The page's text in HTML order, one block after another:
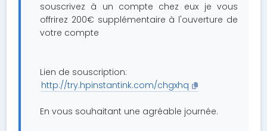
souscrivez à un compte chez eux je vous
offrirez 200€ supplémentaire à l'ouverture de
votre compte
Lien de souscription:
http://try.hpinstantink.com/chgxhq
En vous souhaitant une agréable journée.